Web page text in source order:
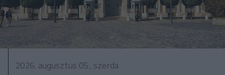
2026. augusztus 05., szerda